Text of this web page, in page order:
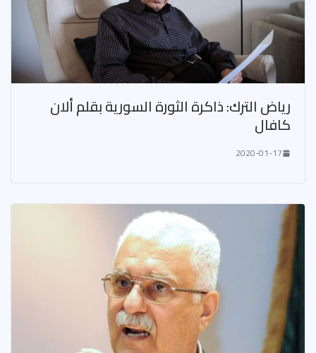
رياض الترك: ذاكرة الثورة السورية بقلم ألان
كافال
2020-01-17